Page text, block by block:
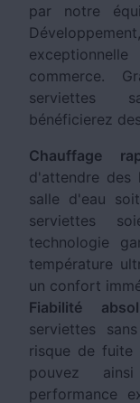
par notre
commerce.
serviettes
bénéficierez
Chauffage
d'attendre des
salle d'eau
serviettes
technologie
température
un confort
Fiabilité
serviettes
risque de fuite
pouvez
performance